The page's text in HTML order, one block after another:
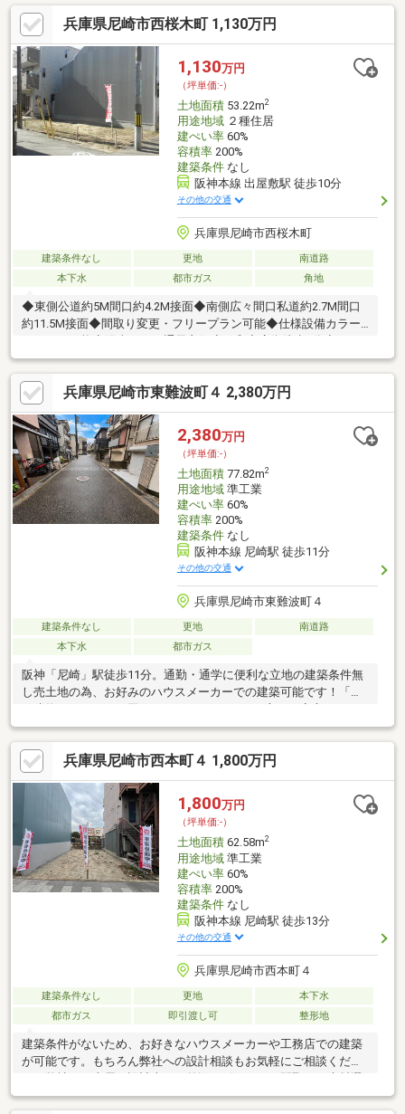
建ぺい率は６０％、容積率は２００％。都市ガスに対応していま
す。 ・プライバシーを保ちやすい、奥行きのある土地。 実
際の陽当りや周辺の雰囲気を、ぜひ現地でご確認ください！◆周
辺環境 ・尼崎市立金楽寺小学校まで８８０ｍ（徒歩１１
分） ・尼崎市立成良中学校まで１０００ｍ（徒歩１３分） ・
セブンイレブン尼崎杭瀬南新町店まで４２０ｍ（徒歩６分）
兵庫県尼崎市西桜木町 1,130万円
1,130万円
（坪単価:-）
土地面積53.22m2
用途地域２種住居
建ぺい率60%
容積率200%
建築条件なし
阪神本線 出屋敷駅 徒歩10分
その他の交通
兵庫県尼崎市西桜木町
建築条件なし 更地
南道路
本下水
都市ガス 角地
◆東側公道約5M間口約4.2M接面◆南側広々間口私道約2.7M間口
約11.5M接面◆間取り変更・フリープラン可能◆仕様設備カラー
パー・銀行・郵便局徒歩6分圏内◆コンビニ・ドラッグストアー
徒歩6分圏内◆尼崎市中央図書館・尼崎城徒歩10分◆生活至便な
立地◆自己資金0円フルーローン可能◆銀行住宅ローン事前審査
無料◆即日ご予約ご案内・ご相談できます
兵庫県尼崎市東難波町４ 2,380万円
2,380万円
（坪単価:-）
土地面積77.82m2
用途地域準工業
建ぺい率60%
容積率200%
建築条件なし
阪神本線 尼崎駅 徒歩11分
その他の交通
兵庫県尼崎市東難波町４
建築条件なし 更地
南道路
本下水
都市ガス
阪神「尼崎」駅徒歩11分。通勤・通学に便利な立地の建築条件無
し売土地の為、お好みのハウスメーカーでの建築可能です！「ま
い♪弊社でも建築プランのご提案が可能です◎「theCASAシリー
ズ」では、専属で一級建築士とインテリアコーディネーターが付
きながら お客様の「こだわり」と「自分らしさ」を家というカタ
チに致します。南向きで陽当たり良好、周辺には商業施設や公園
も揃う住環境。近隣モデルハウスのご案内も可能です。お気軽に
お問い合わせください♪※仮測量面積：77.52㎡
兵庫県尼崎市西本町４ 1,800万円
1,800万円
（坪単価:-）
土地面積62.58m2
用途地域準工業
建ぺい率60%
容積率200%
建築条件なし
阪神本線 尼崎駅 徒歩13分
その他の交通
兵庫県尼崎市西本町４
建築条件なし 更地
本下水
都市ガス
即引渡し可 整形地
建築条件がないため、お好きなハウスメーカーや工務店での建築
が可能です。もちろん弊社への設計相談もお気軽にご相談くださ
い！弊社では専属の設計士が、外観デザインから間取り、素材選
びまで丁寧にサポート。安全性や品質はもちろん、デザイン性に